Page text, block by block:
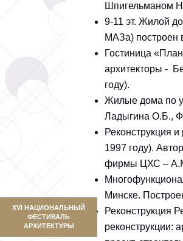
XVI НАЦИОНАЛЬНЫЙ
ФЕСТИВАЛЬ
АРХИТЕКТУРЫ
Шпигельманом
9-11 эт. Жилой
МАЗа) построен
Гостиница
архитекторы -
Жилые дома по
Ладыгина О.Б.,
Реконструкция
1997 году).
Минске.
Реконструкция
реконструкции: